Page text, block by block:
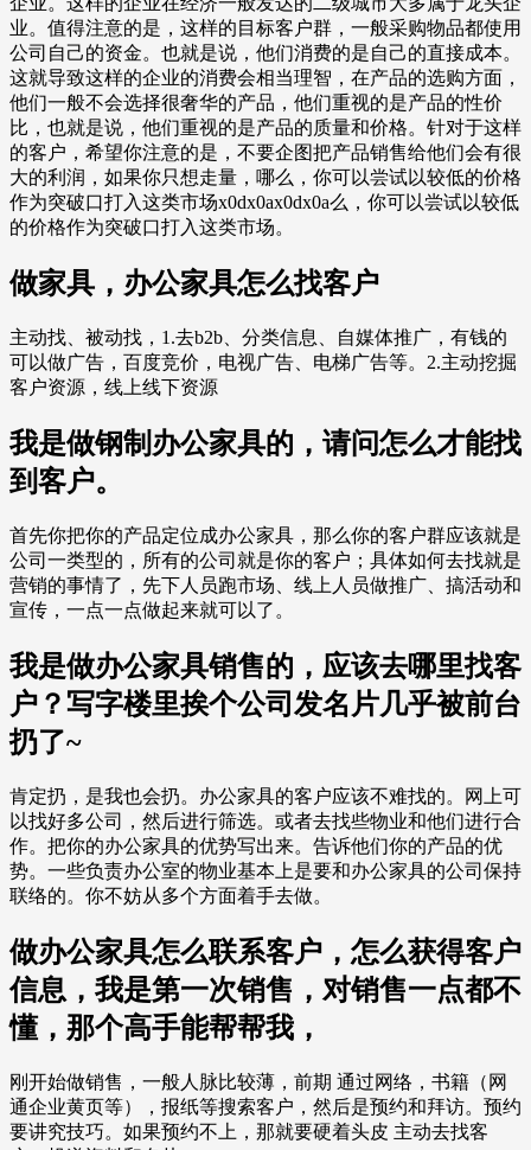
业。值得注意的是，这样的目标客户群，一般采购物品都使用
公司自己的资金。也就是说，他们消费的是自己的直接成本。
这就导致这样的企业的消费会相当理智，在产品的选购方面，
他们一般不会选择很奢华的产品，他们重视的是产品的性价
比，也就是说，他们重视的是产品的质量和价格。针对于这样
的客户，希望你注意的是，不要企图把产品销售给他们会有很
大的利润，如果你只想走量，哪么，你可以尝试以较低的价格
作为突破口打入这类市场x0dx0ax0dx0a么，你可以尝试以较低
的价格作为突破口打入这类市场。
做家具，办公家具怎么找客户
主动找、被动找，1.去b2b、分类信息、自媒体推广，有钱的
可以做广告，百度竞价，电视广告、电梯广告等。2.主动挖掘
客户资源，线上线下资源
我是做钢制办公家具的，请问怎么才能找
到客户。
首先你把你的产品定位成办公家具，那么你的客户群应该就是
公司一类型的，所有的公司就是你的客户；具体如何去找就是
营销的事情了，先下人员跑市场、线上人员做推广、搞活动和
宣传，一点一点做起来就可以了。
我是做办公家具销售的，应该去哪里找客
户？写字楼里挨个公司发名片几乎被前台
扔了~
肯定扔，是我也会扔。办公家具的客户应该不难找的。网上可
以找好多公司，然后进行筛选。或者去找些物业和他们进行合
作。把你的办公家具的优势写出来。告诉他们你的产品的优
势。一些负责办公室的物业基本上是要和办公家具的公司保持
联络的。你不妨从多个方面着手去做。
做办公家具怎么联系客户，怎么获得客户
信息，我是第一次销售，对销售一点都不
懂，那个高手能帮帮我，
刚开始做销售，一般人脉比较薄，前期 通过网络，书籍（网
通企业黄页等），报纸等搜索客户，然后是预约和拜访。预约
要讲究技巧。如果预约不上，那就要硬着头皮 主动去找客